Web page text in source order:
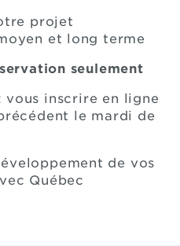
projet
et long terme
seulement
vous inscrire en ligne
le mardi de
de vos
Québec